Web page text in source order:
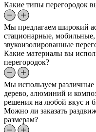
Какие типы перегородок
Мы предлагаем широкий
стационарные,
звукоизолированные
Какие материалы вы
перегородок?
Мы используем различные
дерево, алюминий и
решения на любой вкус и
Можно ли заказать
размерам?